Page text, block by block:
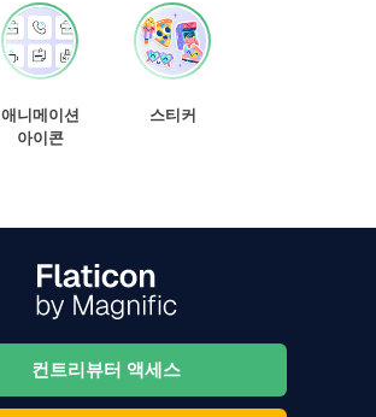
애니메이션
아이콘
스티커
컨트리뷰터 액세스